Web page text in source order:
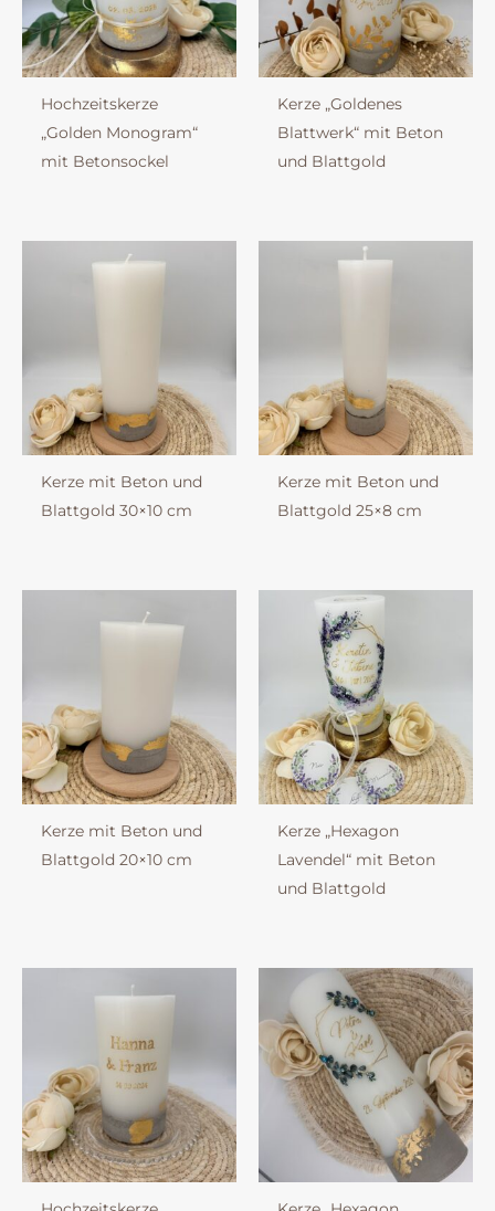
Hochzeitskerze
„Golden Monogram“
mit Betonsockel
Kerze „Goldenes
Blattwerk“ mit Beton
und Blattgold
Kerze mit Beton und
Blattgold 30×10 cm
Kerze mit Beton und
Blattgold 25×8 cm
Kerze mit Beton und
Blattgold 20×10 cm
Kerze „Hexagon
Lavendel“ mit Beton
und Blattgold